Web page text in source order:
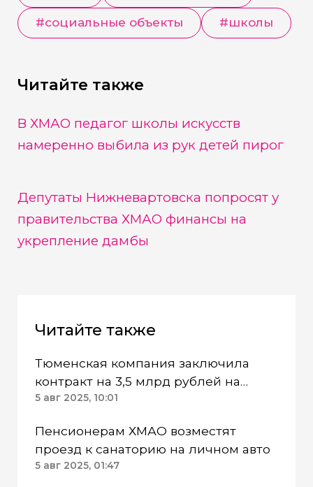
#социальные объекты #школы
Читайте также
В ХМАО педагог школы искусств
намеренно выбила из рук детей пирог
Депутаты Нижневартовска попросят у
правительства ХМАО финансы на
укрепление дамбы
Читайте также
Тюменская компания заключила
контракт на 3,5 млрд рублей на
строительство школы в ХМАО
5 авг 2025, 10:01
Пенсионерам ХМАО возместят
проезд к санаторию на личном авто
5 авг 2025, 01:47